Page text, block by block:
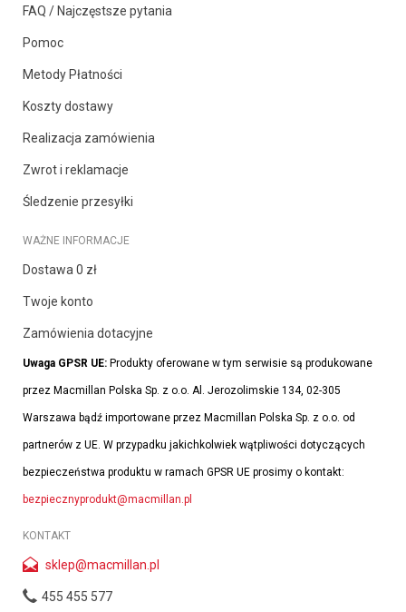
FAQ / Najczęstsze pytania
Pomoc
Metody Płatności
Koszty dostawy
Realizacja zamówienia
Zwrot i reklamacje
Śledzenie przesyłki
WAŻNE INFORMACJE
Dostawa 0 zł
Twoje konto
Zamówienia dotacyjne
Uwaga GPSR UE: Produkty oferowane w tym serwisie są produkowane
przez Macmillan Polska Sp. z o.o. Al. Jerozolimskie 134, 02-305
Warszawa bądź importowane przez Macmillan Polska Sp. z o.o. od
partnerów z UE. W przypadku jakichkolwiek wątpliwości dotyczących
bezpieczeństwa produktu w ramach GPSR UE prosimy o kontakt:
bezpiecznyprodukt@macmillan.pl
KONTAKT
sklep@macmillan.pl
455 455 577